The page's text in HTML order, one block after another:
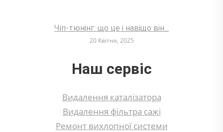
Чіп-тюнінг: що це і навіщо він...
20 Квітня, 2025
Наш сервіс
Видалення каталізатора
Видалення фільтра сажі
Ремонт вихлопної системи